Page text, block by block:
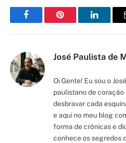
FacebookPinterest
José Paulista de
Oi Gente! Eu sou o
paulistano de coração
desbravar cada
e aqui no meu blog
forma de crônicas e
conhece os segredos